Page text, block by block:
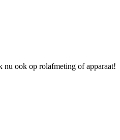
nu ook op rolafmeting of apparaat!